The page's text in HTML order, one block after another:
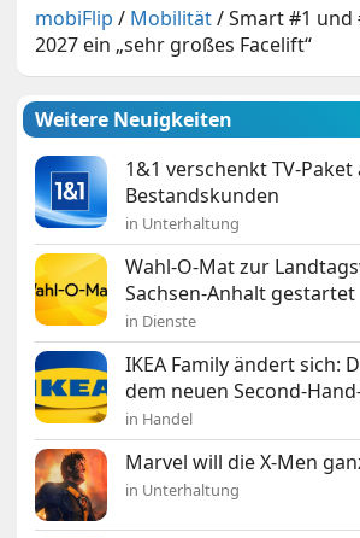
mobiFlip / Mobilität/Smart #1 und
2027 ein „sehr großes Facelift“
Weitere Neuigkeiten
1&1 verschenkt TV-Paket
Bestandskunden
in Unterhaltung
Wahl-O-Mat zur
Sachsen-Anhalt gestartet
in Dienste
IKEA Family ändert sich:
dem neuen Second-
in Handel
Marvel will die X-Men
in Unterhaltung